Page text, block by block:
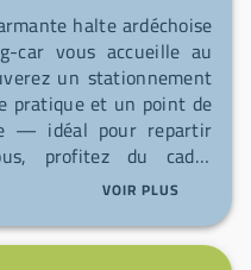
halte ardéchoise
car vous accueille au
un stationnement
pratique et un point de
— idéal pour repartir
profitez du cadre
des ruelles et
VOIR PLUS